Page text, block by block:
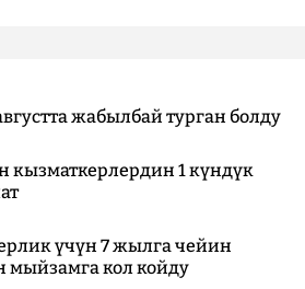
жабылбай турган болду
кызматкерлердин 1 күндүк
үчүн 7 жылга чейин
мыйзамга кол койду